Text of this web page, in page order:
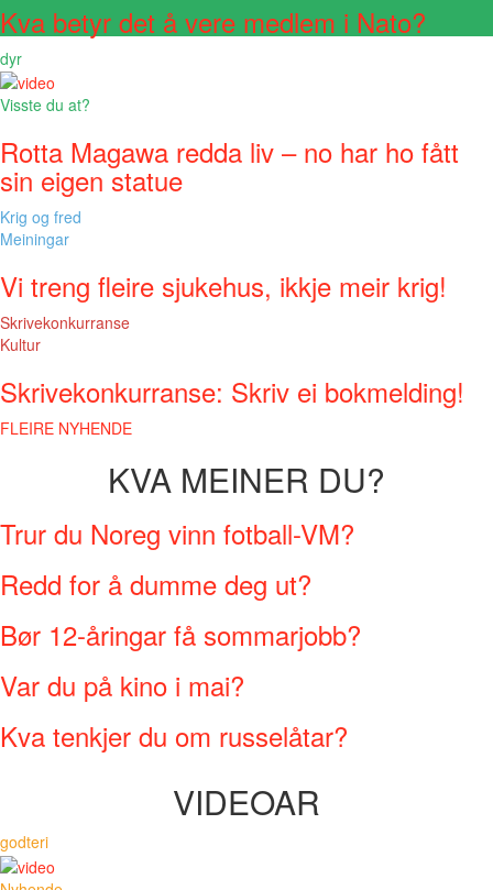
Kva betyr det å vere medlem i Nato?
dyr
Visste du at?
Rotta Magawa redda liv – no har ho fått
sin eigen statue
Krig og fred
Meiningar
Vi treng fleire sjukehus, ikkje meir krig!
Skrivekonkurranse
Kultur
Skrivekonkurranse: Skriv ei bokmelding!
FLEIRE NYHENDE
KVA MEINER DU?
Trur du Noreg vinn fotball-VM?
Redd for å dumme deg ut?
Bør 12-åringar få sommarjobb?
Var du på kino i mai?
Kva tenkjer du om russelåtar?
VIDEOAR
godteri